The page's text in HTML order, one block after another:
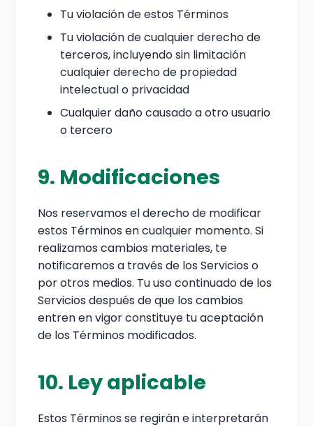
Tu violación de estos Términos
Tu violación de cualquier derecho de
terceros, incluyendo sin limitación
cualquier derecho de propiedad
intelectual o privacidad
Cualquier daño causado a otro usuario
o tercero
9. Modificaciones
Nos reservamos el derecho de modificar
estos Términos en cualquier momento. Si
realizamos cambios materiales, te
notificaremos a través de los Servicios o
por otros medios. Tu uso continuado de los
Servicios después de que los cambios
entren en vigor constituye tu aceptación
de los Términos modificados.
10. Ley aplicable
Estos Términos se regirán e interpretarán